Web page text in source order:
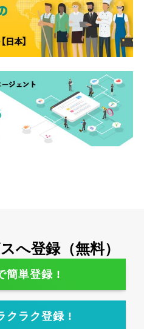
へ登録（無料）
簡単登録 !
クラク登録 !